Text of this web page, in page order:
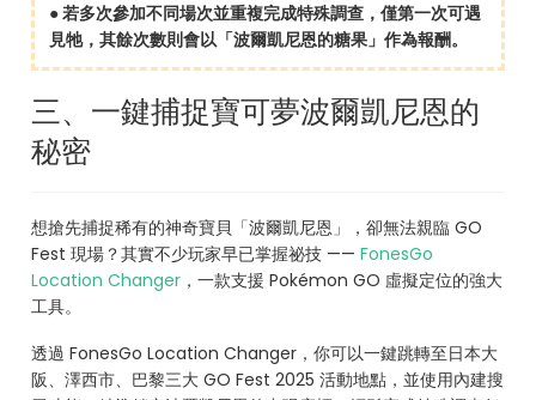
● 若多次參加不同場次並重複完成特殊調查，僅第一次可遇
見牠，其餘次數則會以「波爾凱尼恩的糖果」作為報酬。
三、一鍵捕捉寶可夢波爾凱尼恩的
秘密
想搶先捕捉稀有的神奇寶貝「波爾凱尼恩」，卻無法親臨 GO
Fest 現場？其實不少玩家早已掌握祕技 ——FonesGo
Location Changer ，一款支援 Pokémon GO 虛擬定位的強大
工具。
透過 FonesGo Location Changer，你可以一鍵跳轉至日本大
阪、澤西市、巴黎三大 GO Fest 2025 活動地點，並使用內建搜